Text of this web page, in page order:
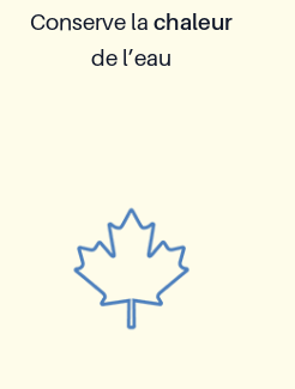
Conserve la chaleur
de l’eau